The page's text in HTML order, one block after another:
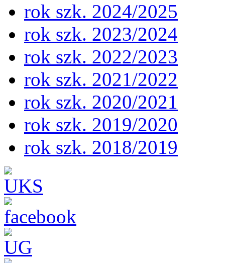
rok szk. 2024/2025
rok szk. 2023/2024
rok szk. 2022/2023
rok szk. 2021/2022
rok szk. 2020/2021
rok szk. 2019/2020
rok szk. 2018/2019